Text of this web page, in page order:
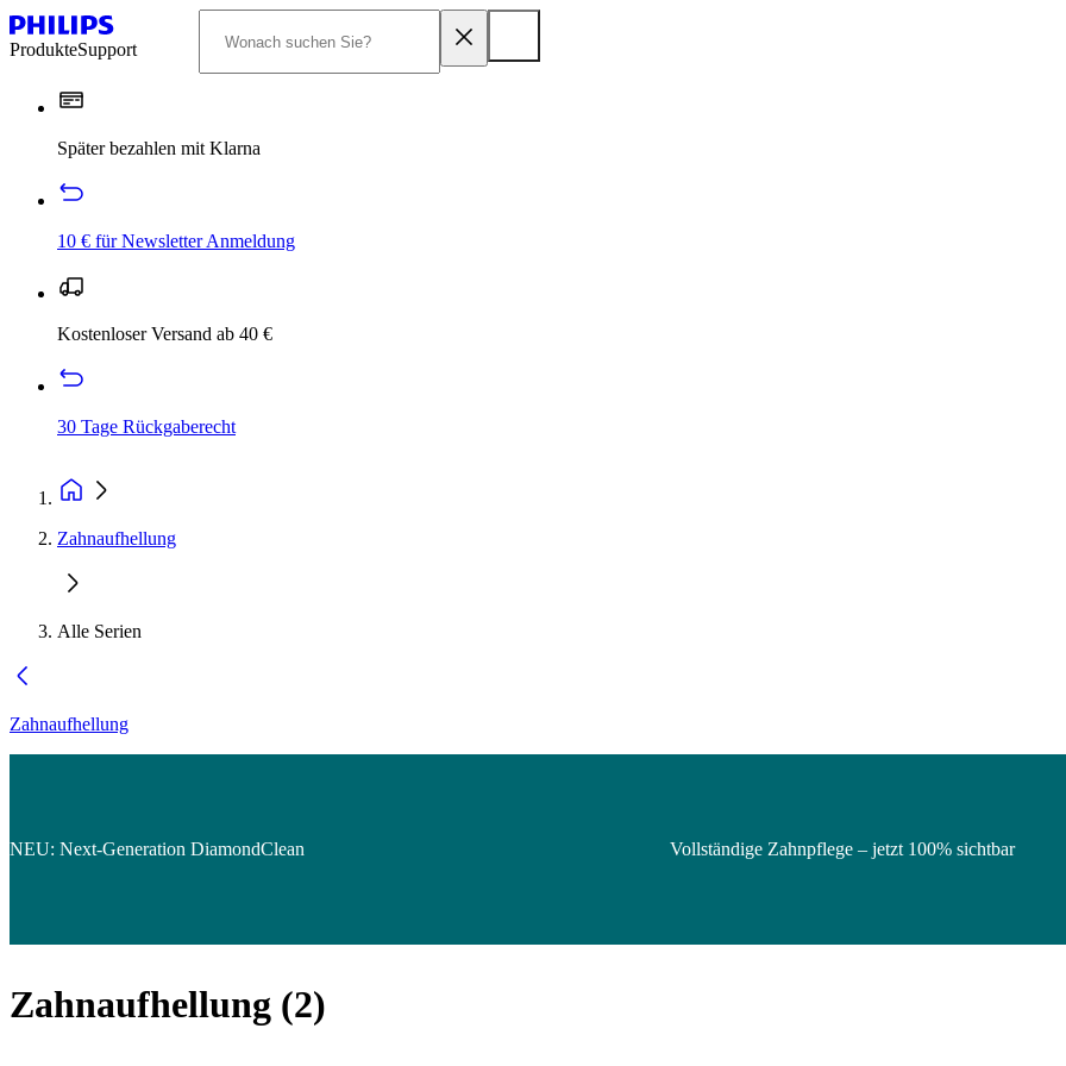
ProdukteSupport
Später bezahlen mit Klarna
10 € für Newsletter Anmeldung
Kostenloser Versand ab 40 €
30 Tage Rückgaberecht
Zahnaufhellung
Alle Serien
Zahnaufhellung
NEU: Next-Generation DiamondClean Vollständige Zahnpflege – jetzt 100% sichtbar
Zahnaufhellung (2)